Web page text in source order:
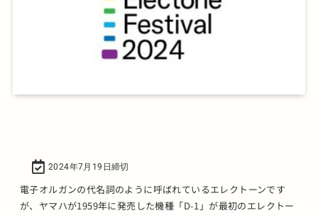
2024年7月19日締切
電子オルガンの代名詞のように呼ばれているエレクトーンです
が、ヤマハが1959年に発売した機種「D-1」が最初のエレクトー